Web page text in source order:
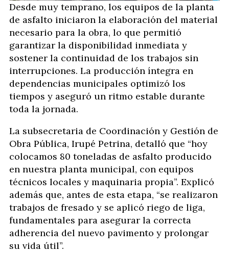
Desde muy temprano, los equipos de la planta
de asfalto iniciaron la elaboración del material
necesario para la obra, lo que permitió
garantizar la disponibilidad inmediata y
sostener la continuidad de los trabajos sin
interrupciones. La producción íntegra en
dependencias municipales optimizó los
tiempos y aseguró un ritmo estable durante
toda la jornada.
La subsecretaria de Coordinación y Gestión de
Obra Pública, Irupé Petrina, detalló que “hoy
colocamos 80 toneladas de asfalto producido
en nuestra planta municipal, con equipos
técnicos locales y maquinaria propia”. Explicó
además que, antes de esta etapa, “se realizaron
trabajos de fresado y se aplicó riego de liga,
fundamentales para asegurar la correcta
adherencia del nuevo pavimento y prolongar
su vida útil”.